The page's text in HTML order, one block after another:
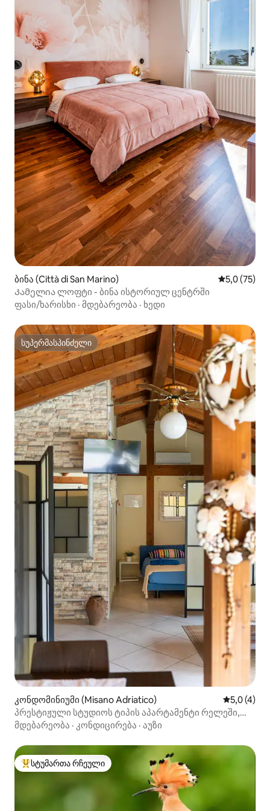
სანაპიროსთვის უჩვეულო. Კლდეისა
და ცოცხების ფერები, პირდაპირ
წყალთან, კიდევ უფრო თვალწარმტაც
პლაჟებს ქმნის, რომლებიც
მდებარეობს მონტე-სან-ბარტოლოს
პარკის ძირში. Ეს დაცული ტერიტორია
გთავაზობთ ბუნებრივ პეიზაჟებს
გამოუქვეყნებელი. Ფოტოგრაფია
aficionados ადვილად დაჯექი
აყვავებული ბუჩქი, ხარჯების ლერწამი
Pliny, Aleppo ფიჭვის და იშვიათი
საზღვაო თეთრეულის, რომ
აღარაფერი ვთქვათ ველური, ტურისტი
გაუმართლა საკმარისი დაჭერა
glimpse ირმის, მელა, მაჩვი,
porcupines, ზღვის ფრინველი და
ფრინველი მტაცებელი.
ბინა (Città di San Marino) საშუალო
5,0 (75)
Კამელია ლოფტი - ბინა ისტორიულ ცენტრში
ფასი/ხარისხი · მდებარეობა · ხედი
სუპერმასპინძელი
სუპერმასპინძელი
კონდომინიუმი (Misano Adriatico) საშუალო
5,0 (4)
პრესტიჟული სტუდიოს ტიპის აპარტამენტი რელეში,
აუზით
მდებარეობა · კონდიცირება · აუზი
სტუმართა რჩეული მოწინავე ვარიანტი
სტუმართა რჩეული